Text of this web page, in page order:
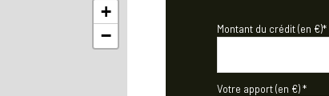
+
−
Montant du crédit (en €)*
Votre apport (en €) *